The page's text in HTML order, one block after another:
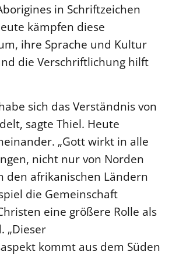
in Schriftzeichen
kämpfen diese
ihre Sprache und Kultur
die Verschriftlichung hilft
sich das Verständnis von
sagte Thiel. Heute
„Gott wirkt in alle
nicht nur von Norden
den afrikanischen Ländern
die Gemeinschaft
eine größere Rolle als
„Dieser
kommt aus dem Süden